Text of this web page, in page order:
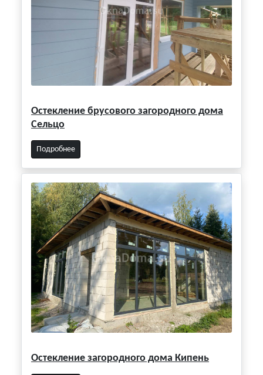
Остекление брусового загородного дома
Сельцо
Подробнее
Остекление загородного дома Кипень